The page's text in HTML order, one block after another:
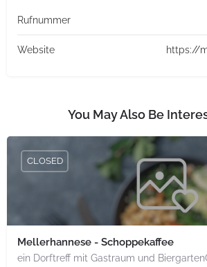
Rufnummer
Website https://
You May Also Be
Mellerhannese - Schoppekaffee
CLOSED